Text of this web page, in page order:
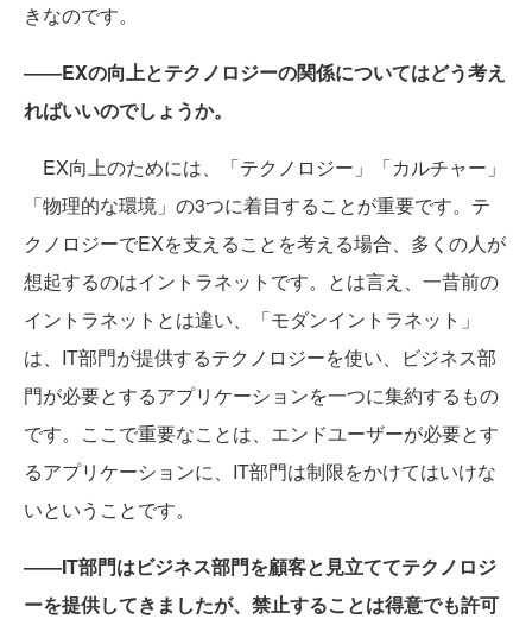
きなのです。
――EXの向上とテクノロジーの関係についてはどう考え
ればいいのでしょうか。
EX向上のためには、「テクノロジー」「カルチャー」
「物理的な環境」の3つに着目することが重要です。テ
クノロジーでEXを支えることを考える場合、多くの人が
想起するのはイントラネットです。とは言え、一昔前の
イントラネットとは違い、「モダンイントラネット」
は、IT部門が提供するテクノロジーを使い、ビジネス部
門が必要とするアプリケーションを一つに集約するもの
です。ここで重要なことは、エンドユーザーが必要とす
るアプリケーションに、IT部門は制限をかけてはいけな
いということです。
――IT部門はビジネス部門を顧客と見立ててテクノロジ
ーを提供してきましたが、禁止することは得意でも許可